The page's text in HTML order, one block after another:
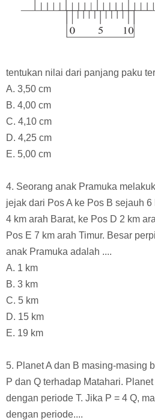
tentukan nilai dari panjang paku
A. 3,50 cm
B. 4,00 cm
C. 4,10 cm
D. 4,25 cm
E. 5,00 cm
4. Seorang anak Pramuka
jejak dari Pos A ke Pos B sejauh
4 km arah Barat, ke Pos D 2 km
Pos E 7 km arah Timur. Besar
anak Pramuka adalah ....
A. 1 km
B. 3 km
C. 5 km
D. 15 km
E. 19 km
5. Planet A dan B masing-masing
P dan Q terhadap Matahari.
dengan periode T. Jika P = 4 Q,
dengan periode....